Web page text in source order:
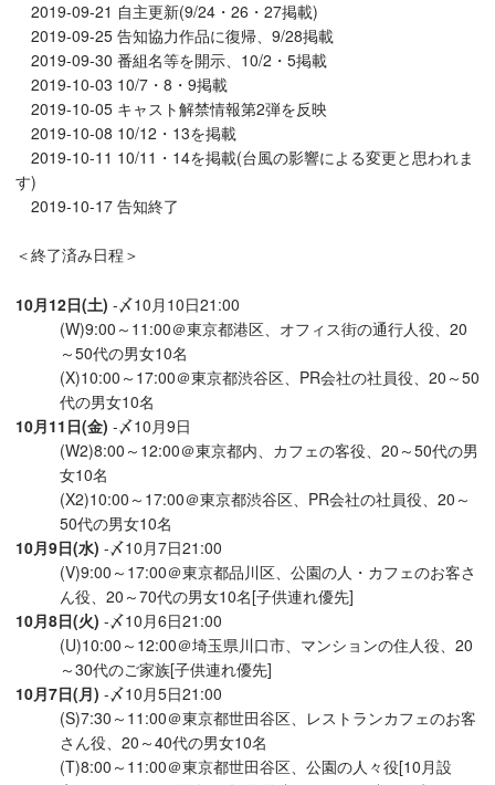
2019-09-21 自主更新(9/24・26・27掲載)
2019-09-25 告知協力作品に復帰、9/28掲載
2019-09-30 番組名等を開示、10/2・5掲載
2019-10-03 10/7・8・9掲載
2019-10-05 キャスト解禁情報第2弾を反映
2019-10-08 10/12・13を掲載
2019-10-11 10/11・14を掲載(台風の影響による変更と思われま
す)
2019-10-17 告知終了
＜終了済み日程＞
10月12日(土) -〆10月10日21:00
(W)9:00～11:00＠東京都港区、オフィス街の通行人役、20
～50代の男女10名
(X)10:00～17:00＠東京都渋谷区、PR会社の社員役、20～50
代の男女10名
10月11日(金) -〆10月9日
(W2)8:00～12:00＠東京都内、カフェの客役、20～50代の男
女10名
(X2)10:00～17:00＠東京都渋谷区、PR会社の社員役、20～
50代の男女10名
10月9日(水) -〆10月7日21:00
(V)9:00～17:00＠東京都品川区、公園の人・カフェのお客さ
ん役、20～70代の男女10名[子供連れ優先]
10月8日(火) -〆10月6日21:00
(U)10:00～12:00＠埼玉県川口市、マンションの住人役、20
～30代のご家族[子供連れ優先]
10月7日(月) -〆10月5日21:00
(S)7:30～11:00＠東京都世田谷区、レストランカフェのお客
さん役、20～40代の男女10名
(T)8:00～11:00＠東京都世田谷区、公園の人々役[10月設